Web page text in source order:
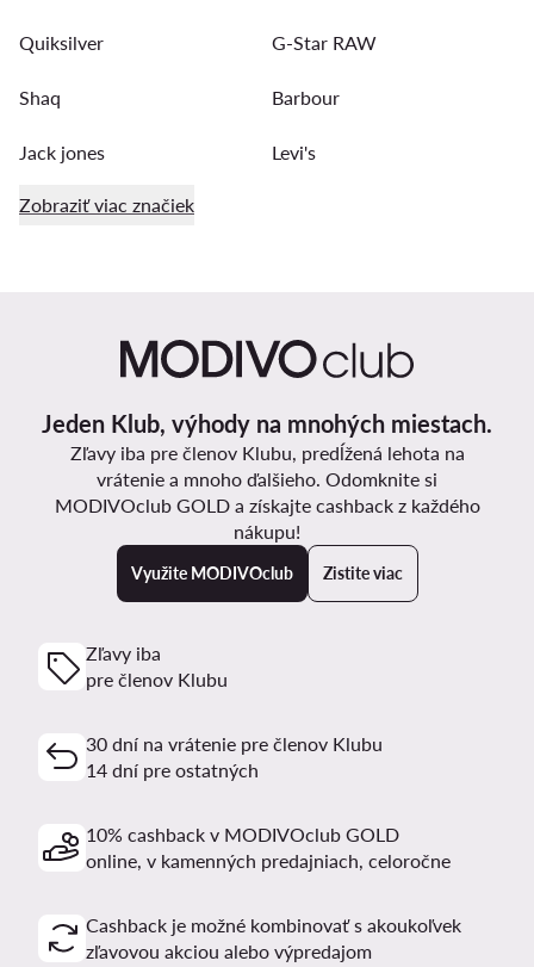
Quiksilver G-Star RAW
Shaq Barbour
Jack jones Levi's
Zobraziť viac značiek
Jeden Klub, výhody na mnohých miestach.
Zľavy iba pre členov Klubu, predĺžená lehota na
vrátenie a mnoho ďalšieho. Odomknite si
MODIVOclub GOLD a získajte cashback z každého
nákupu!
Využite MODIVOclub Zistite viac
Zľavy iba
pre členov Klubu
30 dní na vrátenie pre členov Klubu
14 dní pre ostatných
10% cashback v MODIVOclub GOLD
online, v kamenných predajniach, celoročne
Cashback je možné kombinovať s akoukoľvek
zľavovou akciou alebo výpredajom